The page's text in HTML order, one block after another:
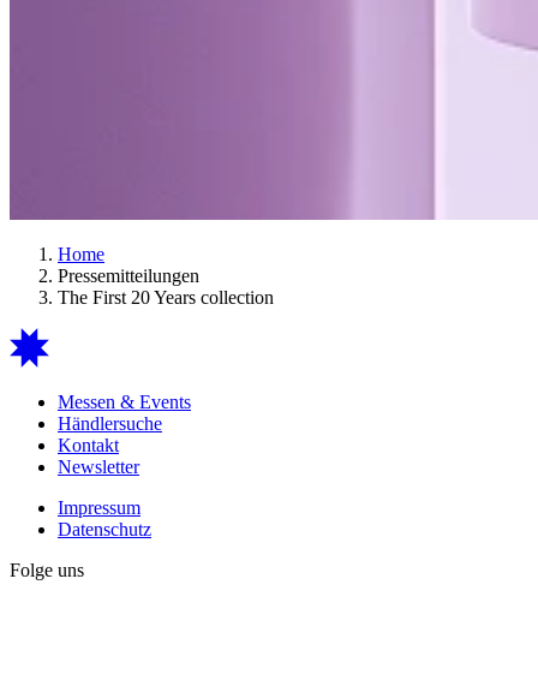
Home
Pressemitteilungen
The First 20 Years collection
Messen & Events
Händlersuche
Kontakt
Newsletter
Impressum
Datenschutz
Folge uns